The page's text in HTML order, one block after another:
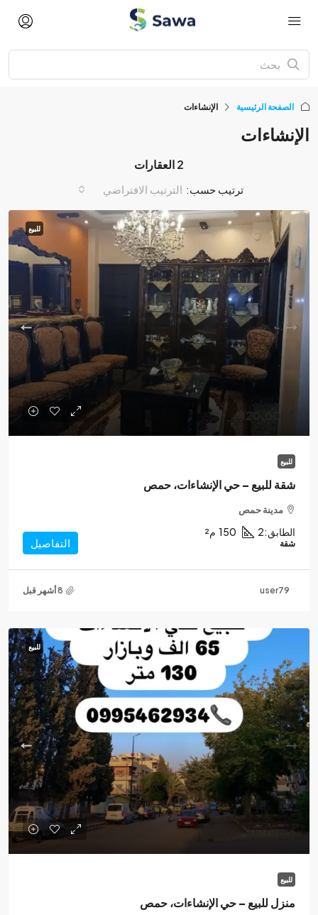
الصفحة الرئيسية الإنشاءات
الإنشاءات
2 العقارات
ترتيب حسب: الترتيب الافتراضي
للبيع
120,000$
للبيع
شقة للبيع – حي الإنشاءات، حمص
مدينة حمص
الطابق:2
150 م²
شقة التفاصيل
user79
للبيع
65,000$
للبيع
منزل للبيع – حي الإنشاءات، حمص